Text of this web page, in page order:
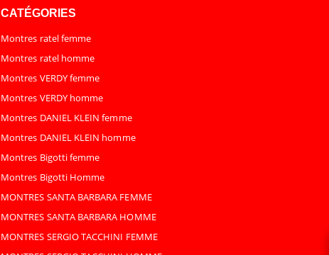
CATÉGORIES
Montres ratel femme
Montres ratel homme
Montres VERDY femme
Montres VERDY homme
Montres DANIEL KLEIN femme
Montres DANIEL KLEIN homme
Montres Bigotti femme
Montres Bigotti Homme
MONTRES SANTA BARBARA FEMME
MONTRES SANTA BARBARA HOMME
MONTRES SERGIO TACCHINI FEMME